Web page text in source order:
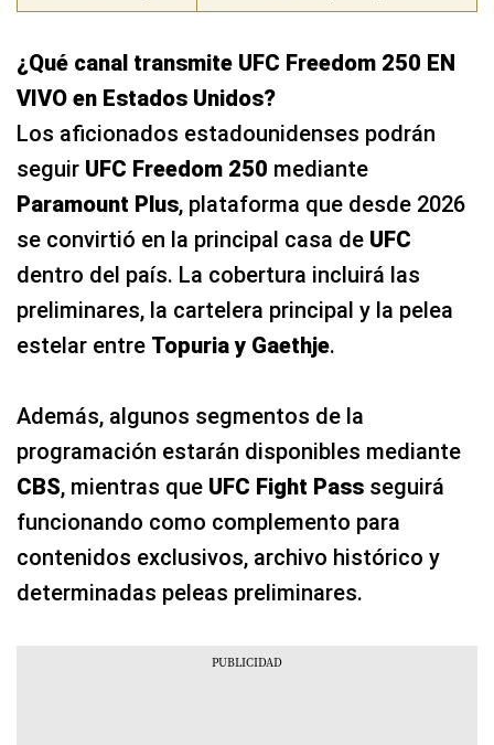
¿Qué canal transmite UFC Freedom 250 EN
VIVO en Estados Unidos?
Los aficionados estadounidenses podrán
seguir UFC Freedom 250 mediante
Paramount Plus, plataforma que desde 2026
se convirtió en la principal casa de UFC
dentro del país. La cobertura incluirá las
preliminares, la cartelera principal y la pelea
estelar entre Topuria y Gaethje.
Además, algunos segmentos de la
programación estarán disponibles mediante
CBS, mientras que UFC Fight Pass seguirá
funcionando como complemento para
contenidos exclusivos, archivo histórico y
determinadas peleas preliminares.